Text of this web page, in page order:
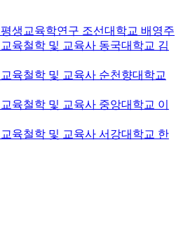
평생교육학연구 조선대학교 배영주
교육철학 및 교육사 동국대학교 김
교육철학 및 교육사 순천향대학교
교육철학 및 교육사 중앙대학교 이
교육철학 및 교육사 서강대학교 한